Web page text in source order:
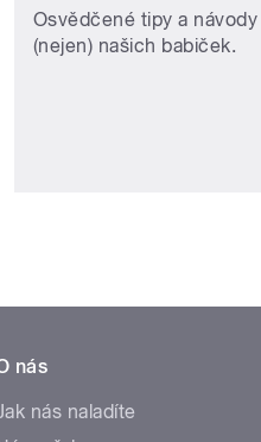
Osvědčené tipy a návody
(nejen) našich babiček.
nás
nás naladíte